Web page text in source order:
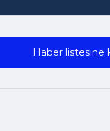
Haber listesine